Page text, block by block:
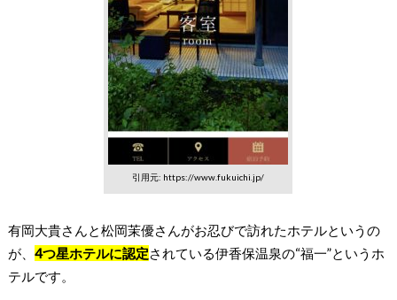
引用元: https://www.fukuichi.jp/
有岡大貴さんと松岡茉優さんがお忍びで訪れたホテルというの
が、 4つ星ホテルに認定されている伊香保温泉の“福一”というホ
テルです。